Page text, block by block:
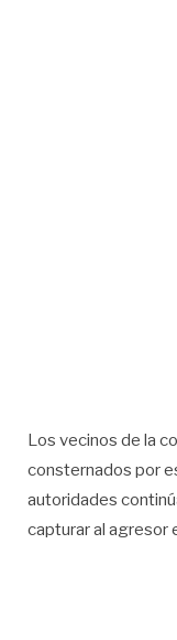
Los vecinos de la
consternados por
autoridades
capturar al agresor